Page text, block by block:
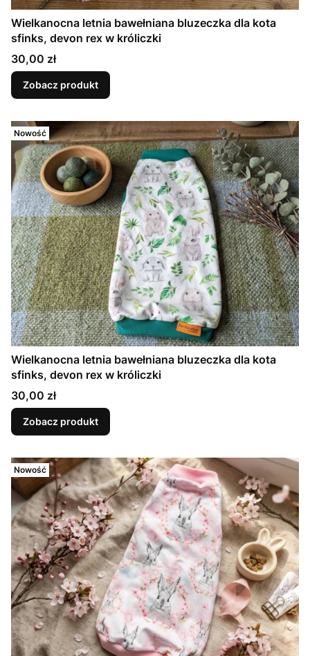
Wielkanocna letnia bawełniana bluzeczka dla kota
sfinks, devon rex w króliczki
Cena
30,00 zł
Zobacz produkt
Nowość
Wielkanocna letnia bawełniana bluzeczka dla kota
sfinks, devon rex w króliczki
Cena
30,00 zł
Zobacz produkt
Nowość